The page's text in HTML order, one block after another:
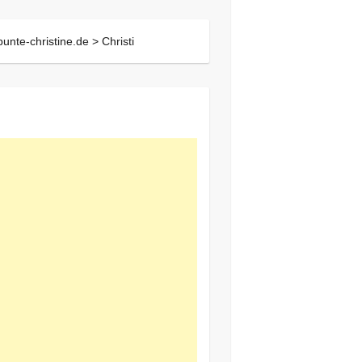
christine.de > Christi